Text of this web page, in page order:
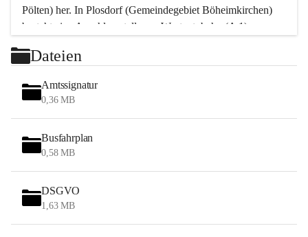
Pölten) her. In Plosdorf (Gemeindegebiet Böheimkirchen)
besteht eine Anschlussstelle zur Westautobahn (A 1).
Wien erreicht man in ca. 45 Minuten.
Stössing zählt noch zum Naherholungsraum Wien sowie
zum Naherholungsraum St. Pölten. Viele Bauernhöfe hatten
„ihre Wiener“. Seit 1960 bauten viele Wiener
Wochenendhäuser im Gemeindegebiet. Wegen des
waldreichen Jagdgebietes haben viele Jagdpächter ihre
Das Wandern ist aus touristischer Sicht die bedeutendste
Tätigkeit. Das hügelige Gebiet mit Wanderwegen durch
Wiesen, Wälder und Obstkulturen lädt dazu ein. Gefördert
Dateien
Amtssignatur
0,36 MB
Busfahrplan
0,58 MB
DSGVO
1,63 MB